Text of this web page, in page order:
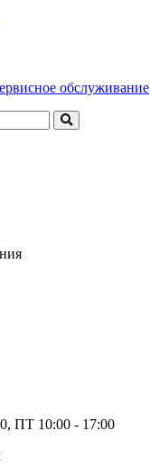
обслуживание
ПТ 10:00 - 17:00